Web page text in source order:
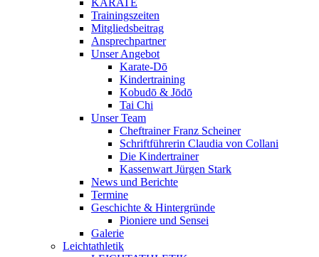
KARATE
Trainingszeiten
Mitgliedsbeitrag
Ansprechpartner
Unser Angebot
Karate-Dō
Kindertraining
Kobudō & Jōdō
Tai Chi
Unser Team
Cheftrainer Franz Scheiner
Schriftführerin Claudia von Collani
Die Kindertrainer
Kassenwart Jürgen Stark
News und Berichte
Termine
Geschichte & Hintergründe
Pioniere und Sensei
Galerie
Leichtathletik